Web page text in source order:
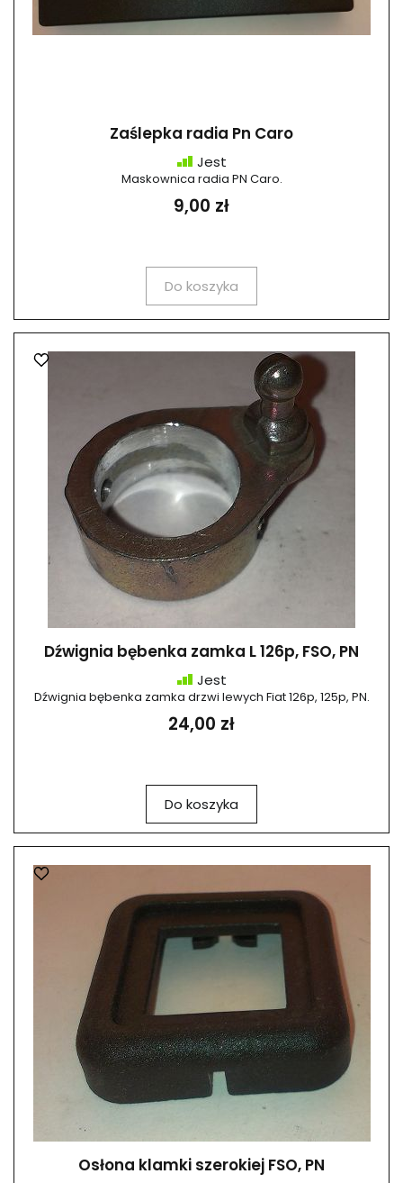
Zaślepka radia Pn Caro
Jest
Maskownica radia PN Caro.
9,00 zł
Do koszyka
Dźwignia bębenka zamka L 126p, FSO, PN
Jest
Dźwignia bębenka zamka drzwi lewych Fiat 126p, 125p, PN.
24,00 zł
Do koszyka
Osłona klamki szerokiej FSO, PN